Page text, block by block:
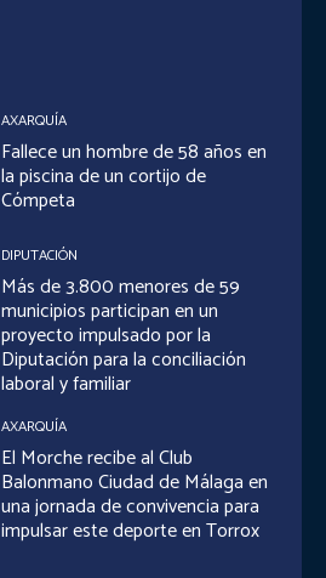
AXARQUÍA
Fallece un hombre de 58 años en
la piscina de un cortijo de
Cómpeta
DIPUTACIÓN
Más de 3.800 menores de 59
municipios participan en un
proyecto impulsado por la
Diputación para la conciliación
laboral y familiar
AXARQUÍA
El Morche recibe al Club
Balonmano Ciudad de Málaga en
una jornada de convivencia para
impulsar este deporte en Torrox